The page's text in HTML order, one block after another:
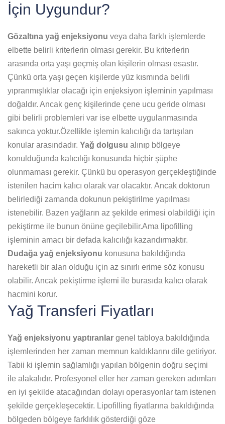
İçin Uygundur?
Gözaltına yağ enjeksiyonu veya daha farklı işlemlerde
elbette belirli kriterlerin olması gerekir. Bu kriterlerin
arasında orta yaşı geçmiş olan kişilerin olması esastır.
Çünkü orta yaşı geçen kişilerde yüz kısmında belirli
yıpranmışlıklar olacağı için enjeksiyon işleminin yapılması
doğaldır. Ancak genç kişilerinde çene ucu geride olması
gibi belirli problemleri var ise elbette uygulanmasında
sakınca yoktur.Özellikle işlemin kalıcılığı da tartışılan
konular arasındadır. Yağ dolgusu alınıp bölgeye
konulduğunda kalıcılığı konusunda hiçbir şüphe
olunmaması gerekir. Çünkü bu operasyon gerçekleştiğinde
istenilen hacim kalıcı olarak var olacaktır. Ancak doktorun
belirlediği zamanda dokunun pekiştirilme yapılması
istenebilir. Bazen yağların az şekilde erimesi olabildiği için
pekiştirme ile bunun önüne geçilebilir.Ama lipofilling
işleminin amacı bir defada kalıcılığı kazandırmaktır.
Dudağa yağ enjeksiyonu konusuna bakıldığında
hareketli bir alan olduğu için az sınırlı erime söz konusu
olabilir. Ancak pekiştirme işlemi ile burasıda kalıcı olarak
hacmini korur.
Yağ Transferi Fiyatları
Yağ enjeksiyonu yaptıranlar genel tabloya bakıldığında
işlemlerinden her zaman memnun kaldıklarını dile getiriyor.
Tabii ki işlemin sağlamlığı yapılan bölgenin doğru seçimi
ile alakalıdır. Profesyonel eller her zaman gereken adımları
en iyi şekilde atacağından dolayı operasyonlar tam istenen
şekilde gerçekleşecektir. Lipofilling fiyatlarına bakıldığında
bölgeden bölgeye farklılık gösterdiği göze